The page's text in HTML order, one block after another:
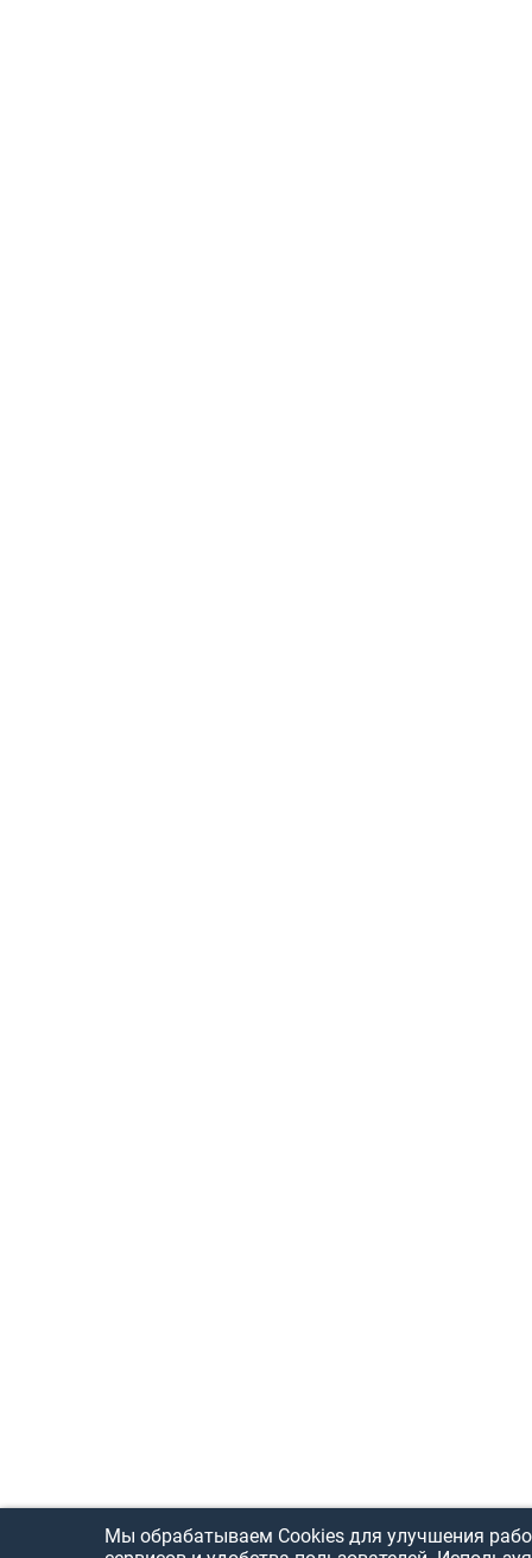
Мы обрабатываем Cookies для улучшения